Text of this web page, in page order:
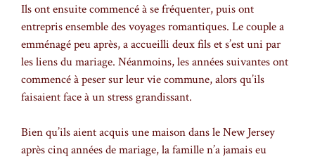
Ils ont ensuite commencé à se fréquenter, puis ont
entrepris ensemble des voyages romantiques. Le couple a
emménagé peu après, a accueilli deux fils et s’est uni par
les liens du mariage. Néanmoins, les années suivantes ont
commencé à peser sur leur vie commune, alors qu’ils
faisaient face à un stress grandissant.
Bien qu’ils aient acquis une maison dans le New Jersey
après cinq années de mariage, la famille n’a jamais eu